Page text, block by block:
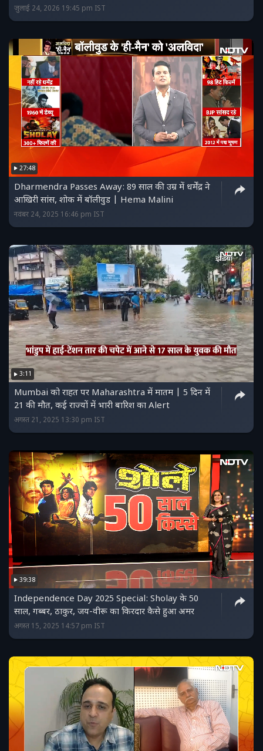
जुलाई 24, 2026 19:45 pm IST
27:48
Dharmendra Passes Away: 89 साल की उम्र में धर्मेंद्र ने
आखिरी सांस, शोक में बॉलीवुड | Hema Malini
नवंबर 24, 2025 16:46 pm IST
3:11
Mumbai को राहत पर Maharashtra में मातम | 5 दिन में
21 की मौत, कई राज्यों में भारी बारिश का Alert
अगस्त 21, 2025 13:30 pm IST
39:38
Independence Day 2025 Special: Sholay के 50
साल, गब्बर, ठाकुर, जय-वीरू का किरदार कैसे हुआ अमर
अगस्त 15, 2025 14:57 pm IST